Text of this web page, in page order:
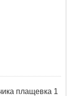
плащевка 1